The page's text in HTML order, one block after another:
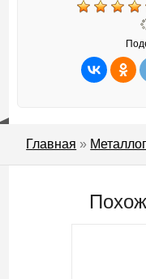
Главная »